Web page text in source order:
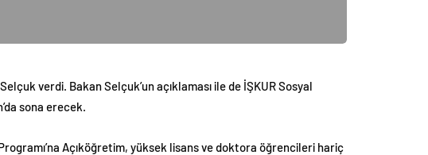
verdi. Bakan Selçuk’un açıklaması ile de İŞKUR Sosyal
sona erecek.
Açıköğretim, yüksek lisans ve doktora öğrencileri hariç